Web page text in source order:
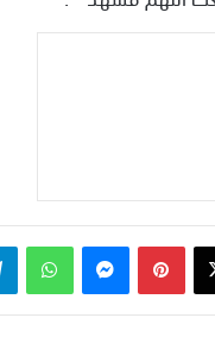
بينتيريست واتساب